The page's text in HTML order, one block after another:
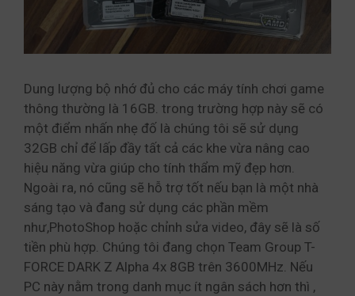
Dung lượng bộ nhớ đủ cho các máy tính chơi game
thông thường là 16GB. trong trường hợp này sẽ có
một điểm nhấn nhẹ đố là chúng tôi sẽ sử dụng
32GB chỉ để lấp đầy tất cả các khe vừa nâng cao
hiệu năng vừa giúp cho tính thẩm mỹ đẹp hơn.
Ngoài ra, nó cũng sẽ hỗ trợ tốt nếu bạn là một nhà
sáng tạo và đang sử dụng các phần mềm
như,PhotoShop hoặc chỉnh sửa video, đây sẽ là số
tiền phù hợp. Chúng tôi đang chọn Team Group T-
FORCE DARK Z Alpha 4x 8GB trên 3600MHz. Nếu
PC này nằm trong danh mục ít ngân sách hơn thì ,